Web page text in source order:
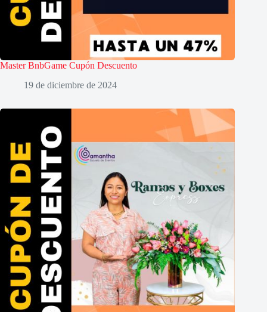
Master BnbGame Cupón Descuento
19 de diciembre de 2024